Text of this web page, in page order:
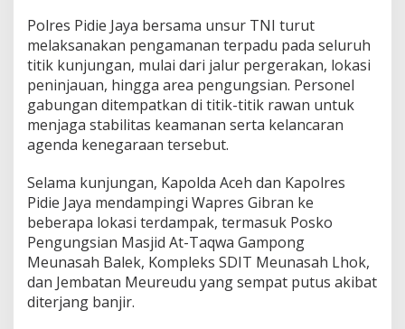
e
s
G
i
b
r
a
n
,
N
I
–
P
o
l
r
Polres Pidie Jaya bersama unsur TNI turut
melaksanakan pengamanan terpadu pada seluruh
titik kunjungan, mulai dari jalur pergerakan, lokasi
peninjauan, hingga area pengungsian. Personel
gabungan ditempatkan di titik-titik rawan untuk
menjaga stabilitas keamanan serta kelancaran
agenda kenegaraan tersebut.
Selama kunjungan, Kapolda Aceh dan Kapolres
Pidie Jaya mendampingi Wapres Gibran ke
beberapa lokasi terdampak, termasuk Posko
Pengungsian Masjid At-Taqwa Gampong
Meunasah Balek, Kompleks SDIT Meunasah Lhok,
dan Jembatan Meureudu yang sempat putus akibat
diterjang banjir.